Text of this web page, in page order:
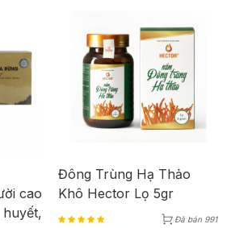
cao
Đông Trùng Hạ Thảo
Khô Hector Lọ 5gr
Đã bán 991